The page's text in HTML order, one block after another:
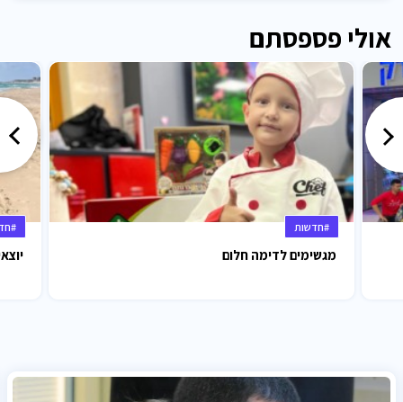
אולי פספסתם
#חדשות
מגשימים לדימה חלום